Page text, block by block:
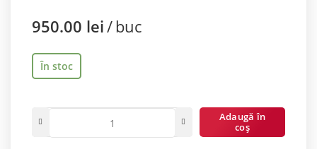
950.00 lei buc
În stoc
Adaugă în
coș